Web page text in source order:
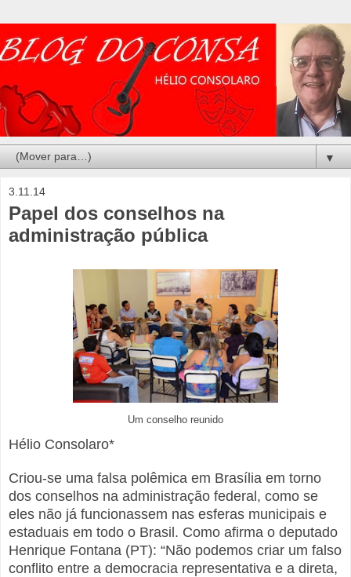
▼
3.11.14
Papel dos conselhos na
administração pública
Um conselho reunido
Hélio Consolaro*
Criou-se uma falsa polêmica em Brasília em torno
dos conselhos na administração federal, como se
eles não já funcionassem nas esferas municipais e
estaduais em todo o Brasil. Como afirma o deputado
Henrique Fontana (PT): “Não podemos criar um falso
conflito entre a democracia representativa e a direta,